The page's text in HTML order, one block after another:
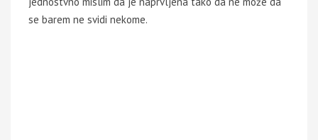
se barem ne svidi nekome.